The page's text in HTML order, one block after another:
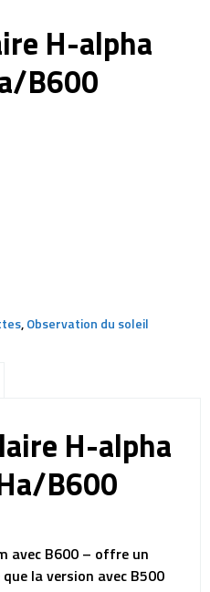
H-alpha
B600
,Observation du soleil
H-alpha
B600
avec B600 – offre un
la version avec B500